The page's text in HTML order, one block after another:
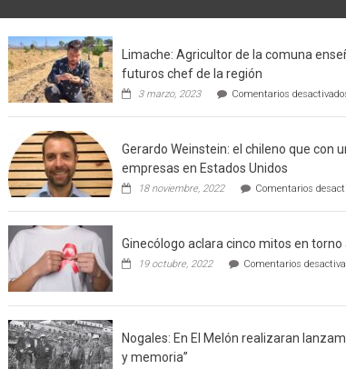
Limache: Agricultor de la comuna
futuros chef de la región
3 marzo, 2023 Comentarios
Gerardo Weinstein: el chileno que con
empresas en Estados Unidos
18 noviembre, 2022 Comentarios
Ginecólogo aclara cinco mitos en
19 octubre, 2022 Comentarios
Nogales: En El Melón realizaran
y memoria”